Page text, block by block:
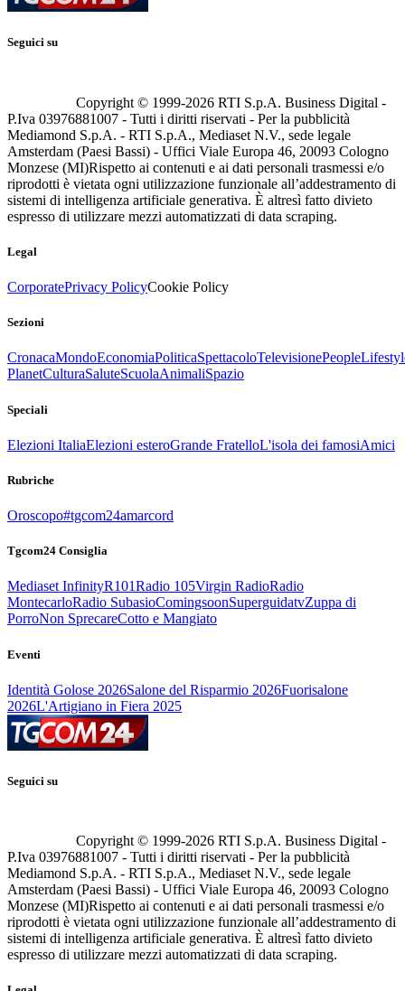
Seguici su
Copyright © 1999-2026 RTI S.p.A. Business Digital -
P.Iva 03976881007 - Tutti i diritti riservati - Per la pubblicità
Mediamond S.p.A. - RTI S.p.A., Mediaset N.V., sede legale
Amsterdam (Paesi Bassi) - Uffici Viale Europa 46, 20093 Cologno
Monzese (MI)Rispetto ai contenuti e ai dati personali trasmessi e/o
riprodotti è vietata ogni utilizzazione funzionale all’addestramento di
sistemi di intelligenza artificiale generativa. È altresì fatto divieto
espresso di utilizzare mezzi automatizzati di data scraping.
Legal
CorporatePrivacy PolicyCookie Policy
Sezioni
CronacaMondoEconomiaPoliticaSpettacoloTelevisionePeople
PlanetCulturaSaluteScuolaAnimaliSpazio
Speciali
Elezioni ItaliaElezioni esteroGrande FratelloL'isola dei famosiAmici
Rubriche
Oroscopo#tgcom24amarcord
Tgcom24 Consiglia
Mediaset InfinityR101Radio 105Virgin RadioRadio
MontecarloRadio SubasioComingsoonSuperguidatvZuppa di
PorroNon SprecareCotto e Mangiato
Eventi
Identità Golose 2026Salone del Risparmio 2026Fuorisalone
2026L'Artigiano in Fiera 2025
Seguici su
Copyright © 1999-2026 RTI S.p.A. Business Digital -
P.Iva 03976881007 - Tutti i diritti riservati - Per la pubblicità
Mediamond S.p.A. - RTI S.p.A., Mediaset N.V., sede legale
Amsterdam (Paesi Bassi) - Uffici Viale Europa 46, 20093 Cologno
Monzese (MI)Rispetto ai contenuti e ai dati personali trasmessi e/o
riprodotti è vietata ogni utilizzazione funzionale all’addestramento di
sistemi di intelligenza artificiale generativa. È altresì fatto divieto
espresso di utilizzare mezzi automatizzati di data scraping.